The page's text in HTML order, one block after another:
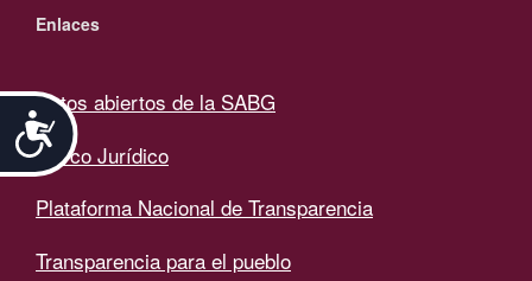
Accesibilidad
Enlaces
Datos abiertos de la SABG
Marco Jurídico
Plataforma Nacional de Transparencia
Transparencia para el pueblo